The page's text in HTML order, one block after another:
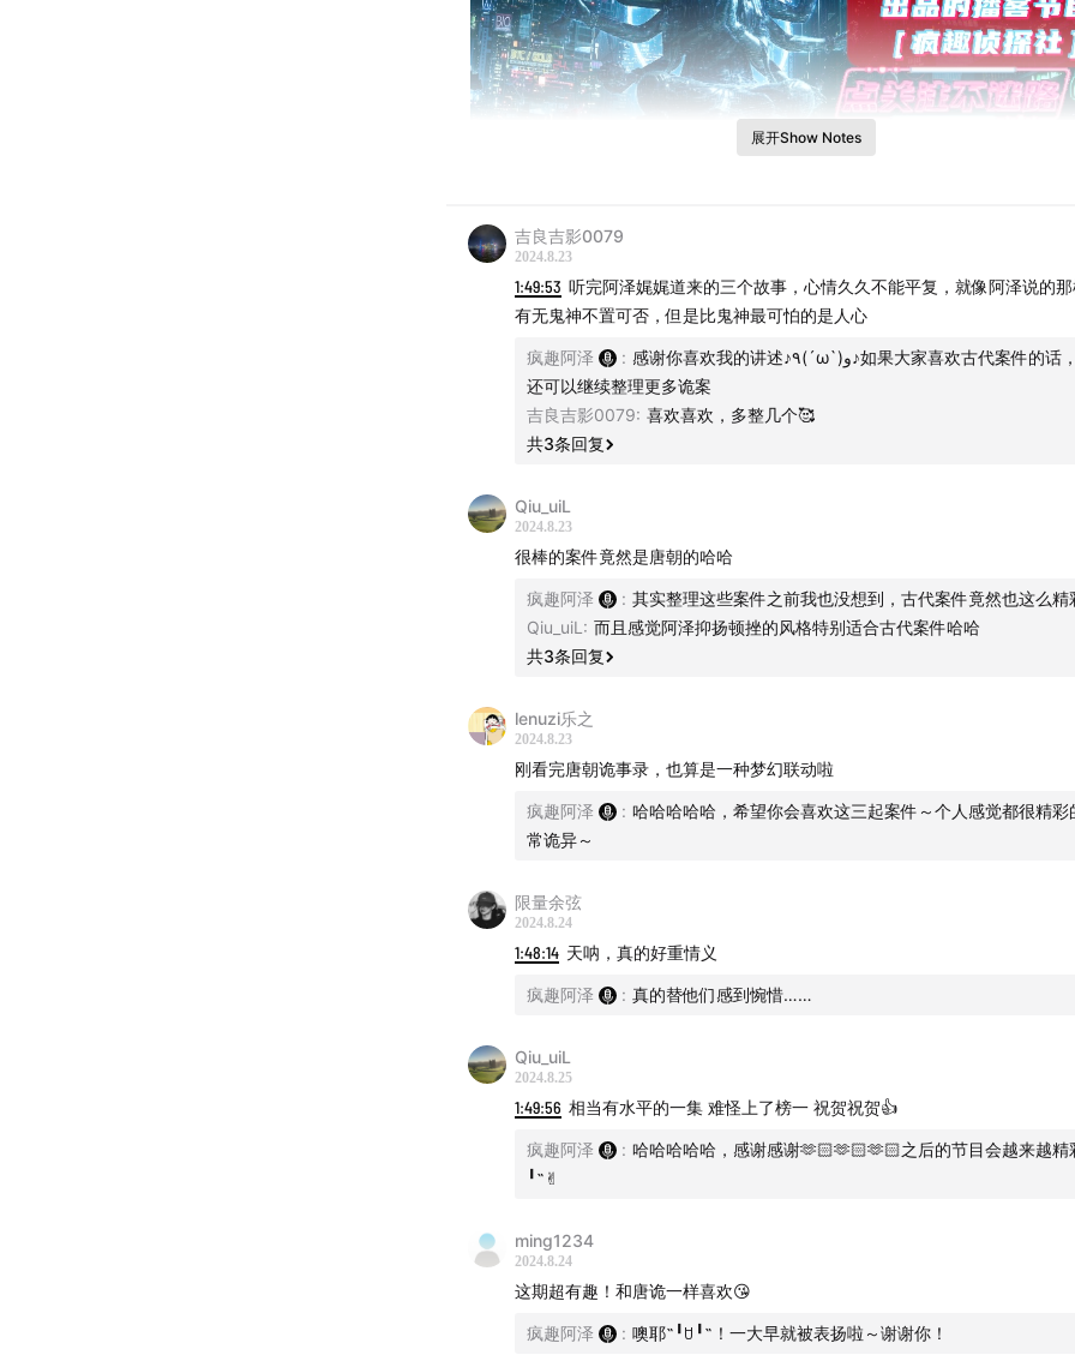
本期导语：
唐朝历史上真实发生过的，真正的诡案！
“鬼魂杀人案”：一个泼皮无赖被人毒杀，深夜鬼魂回家纠缠自己妻子，
学！
“勾魂傀儡案”：上元节连环杀人事件，死者均为中毒身亡，但问题是，
后发现，尸体口中有毒，但腹中无毒。
凶手是如何把剧毒送入死者口中，而死者却不知的呢？
“雷公显灵杀人案”
了一泡尿，不料当天晚上就遭雷劈死，县令彻查此案，意外的是，这还
中案。
想加听友群的朋友请添加微信：fengquleyuan888
如有商务合作也可联系该号，备注品牌及来意哦~
更多精彩内容
展开Show Notes
吉良吉影0079
2024.8.23
1:49:53 听完阿泽娓娓道来的三个故事，心情久久不能平复，就像阿泽说的
有无鬼神不置可否，但是比鬼神最可怕的是人心
疯趣阿泽 : 感谢你喜欢我的讲述♪٩(´ω`)و♪如果大家喜欢古代案件的话，将来我
还可以继续整理更多诡案
吉良吉影0079: 喜欢喜欢，多整几个🥰
共3条回复
Qiu_uiL
2024.8.23
很棒的案件竟然是唐朝的哈哈
疯趣阿泽 : 其实整理这些案件之前我也没想到，古代案件竟然也这么精
Qiu_uiL : 而且感觉阿泽抑扬顿挫的风格特别适合古代案件哈哈
共3条回复
lenuzi乐之
2024.8.23
刚看完唐朝诡事录，也算是一种梦幻联动啦
疯趣阿泽 : 哈哈哈哈哈，希望你会喜欢这三起案件～个人感觉都很精彩
常诡异～
限量余弦
2024.8.24
1:48:14 天呐，真的好重情义
疯趣阿泽 : 真的替他们感到惋惜……
Qiu_uiL
2024.8.25
1:49:56 相当有水平的一集 难怪上了榜一 祝贺祝贺👍
疯趣阿泽 : 哈哈哈哈哈，感谢感谢🫶🏻🫶🏻🫶🏻之后的节目会越来越精
╹˶✌︎
ming1234
2024.8.24
这期超有趣！和唐诡一样喜欢😘
疯趣阿泽 : 噢耶˶╹ꇴ╹˶！一大早就被表扬啦～谢谢你！